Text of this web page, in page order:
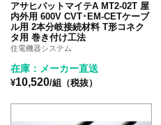
アサヒパットマイテA MT2-02T 屋
内外用 600V CVT･EM-CETケーブ
ル用 2本分岐接続材料 T形コネク
タ用 巻き付け工法
住電機器システム
在庫：メーカー直送
¥10,520/組（税抜）